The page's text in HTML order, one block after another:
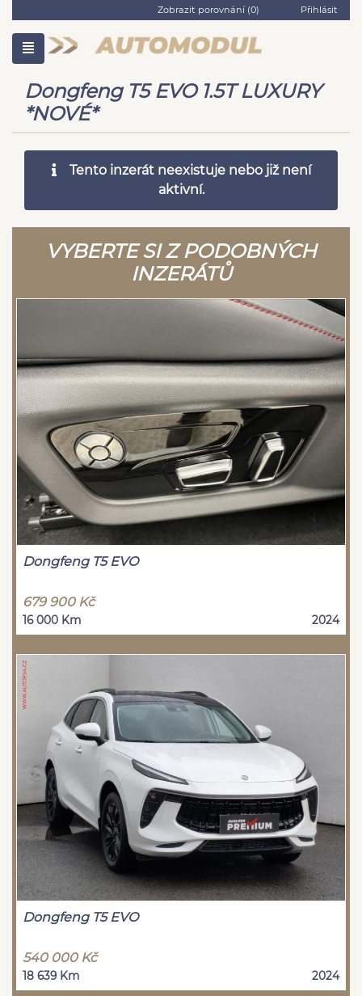
Zobrazit porovnání (0) Přihlásit
Dongfeng T5 EVO 1.5T LUXURY
*NOVÉ*
Tento inzerát neexistuje nebo již není
aktivní.
VYBERTE SI Z PODOBNÝCH
INZERÁTŮ
Dongfeng T5 EVO
679 900 Kč
16 000 Km 2024
Dongfeng T5 EVO
540 000 Kč
18 639 Km 2024